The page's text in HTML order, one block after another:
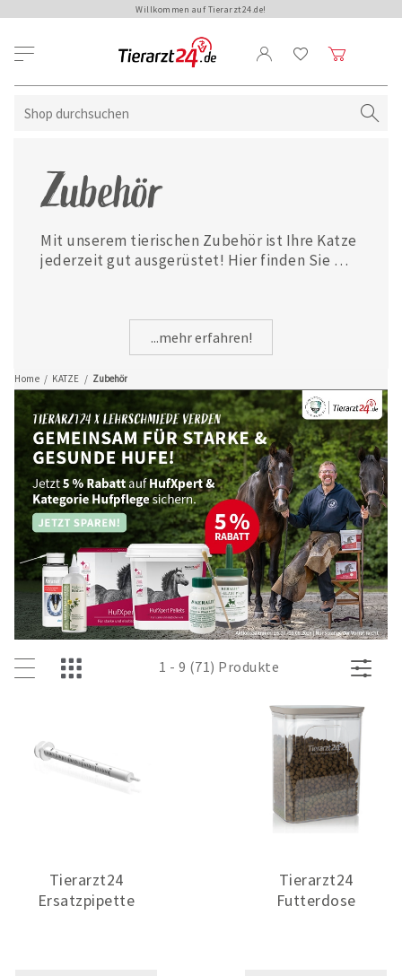
Willkommen auf Tierarzt24.de!
Home / KATZE / Zubehör
Zubehör
Mit unserem tierischen Zubehör ist Ihre Katze
jederzeit gut ausgerüstet! Hier finden Sie
...mehr erfahren!
1 - 9 (71) Produkte
Tierarzt24
Ersatzpipette
Tierarzt24
Futterdose